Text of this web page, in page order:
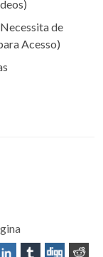
de
Acesso)